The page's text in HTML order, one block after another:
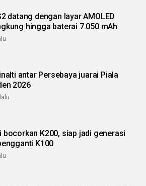
datang dengan layar AMOLED
hingga baterai 7.050 mAh
antar Persebaya juarai Piala
2026
bocorkan K200, siap jadi generasi
K100